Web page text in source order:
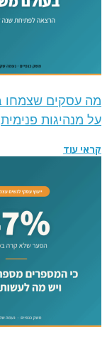
מה עסקים שצמחו
על מנהיגות פנימית
קראי עוד